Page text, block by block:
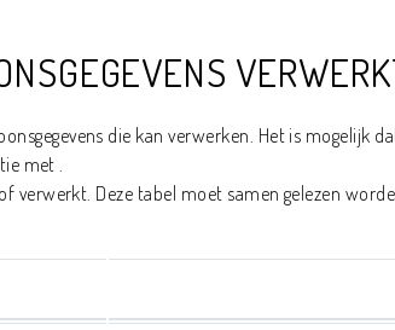
die kan verwerken. Het is mogelijk
met .
verwerkt. Deze tabel moet samen gelezen